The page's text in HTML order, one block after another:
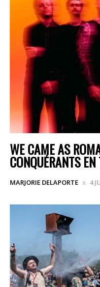
WE CAME AS
CONQUÉRANTS
MARJORIE DELAPORTE 4